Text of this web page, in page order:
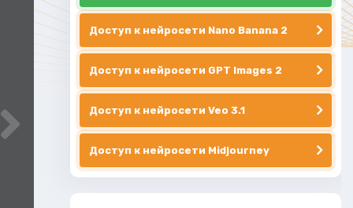
Доступ к нейросети Nano Banana 2
Доступ к нейросети GPT Images 2
Доступ к нейросети Veo 3.1
Доступ к нейросети Midjourney